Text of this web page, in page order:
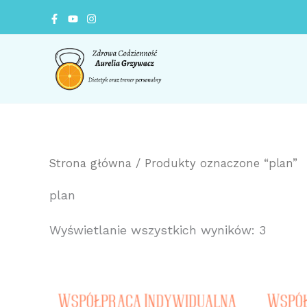
Strona główna / Produkty oznaczone “plan”
plan
Wyświetlanie wszystkich wyników: 3